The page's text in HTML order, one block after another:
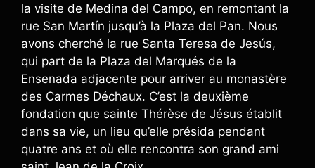
la visite de Medina del Campo, en remontant la
rue San Martín jusqu’à la Plaza del Pan. Nous
avons cherché la rue Santa Teresa de Jesús,
qui part de la Plaza del Marqués de la
Ensenada adjacente pour arriver au monastère
des Carmes Déchaux. C’est la deuxième
fondation que sainte Thérèse de Jésus établit
dans sa vie, un lieu qu’elle présida pendant
quatre ans et où elle rencontra son grand ami